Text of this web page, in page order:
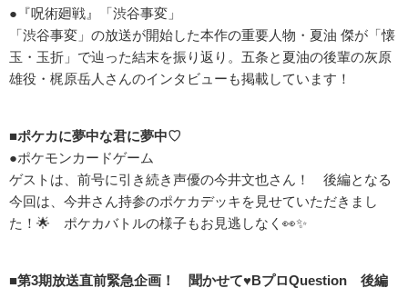
●『呪術廻戦』「渋谷事変」
「渋谷事変」の放送が開始した本作の重要人物・夏油 傑が「懐
玉・玉折」で辿った結末を振り返り。五条と夏油の後輩の灰原
雄役・梶原岳人さんのインタビューも掲載しています！
■ポケカに夢中な君に夢中♡
●ポケモンカードゲーム
ゲストは、前号に引き続き声優の今井文也さん！ 後編となる
今回は、今井さん持参のポケカデッキを見せていただきまし
た！🌟 ポケカバトルの様子もお見逃しなく👀✨
■第3期放送直前緊急企画！ 聞かせて♥BプロQuestion 後編